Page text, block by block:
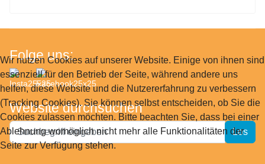
Folge uns:
Website durchsuchen
Website
durchsuchen
Los
Wir nutzen Cookies auf unserer Website. Einige von ihnen sind
essenziell für den Betrieb der Seite, während andere uns
helfen, diese Website und die Nutzererfahrung zu verbessern
(Tracking Cookies). Sie können selbst entscheiden, ob Sie die
Cookies zulassen möchten. Bitte beachten Sie, dass bei einer
Ablehnung womöglich nicht mehr alle Funktionalitäten der
Seite zur Verfügung stehen.